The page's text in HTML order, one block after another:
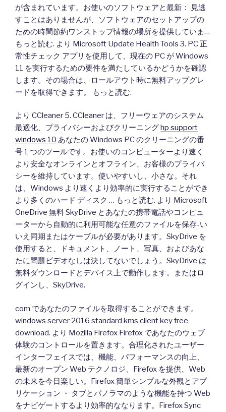
が含まれています。お使いのソフトウェアと最新： 見逃
すことはありませんが、ソフトウェアのセットアップの
ための時間節約ワンストップ情報の場所を提供していま…
もっと読む. より Microsoft Update Health Tools 3. PC 正
常性チェック アプリを使用して、現在の PC が Windows
11 を実行するための要件を満たしているかどうかを確認
します。その場合は、ロールアウト時に無料アップグレ
ードを取得できます。 もっと読む.
より CCleaner 5. CCleaner は、フリーウェアのシステム
最適化、プライバシーおよびクリーニングhp support
windows 10 あなたの Windows PC のクリーニングの番
号 1 つのツールです。お使いのコンピューターより速く
より安全なオンラインとオフライン、お客様のプライバ
シーを維持しています。使いやすいし、小さな。それ
は、Windows より速くより効率的に実行することができ
より多くのハード ディスク … もっと読む. より Microsoft
OneDrive 無料 SkyDrive とあなたの携帯電話やコンピュ
ーターから自動的に利用可能な任意のファイルを保存-い
いえ同期またはケーブルが必要があります。SkyDrive を
使用すると、ドキュメント、ノート、写真、およびあな
たに問題ビデオなしは決してないでしょう。SkyDrive は
無料ダウンロードとデバイス上で動作します。またはロ
グインし、SkyDrive.
com であなたのファイルを取得することができます。
windows server 2016 standard kms client key free
download. より Mozilla Firefox Firefox であなたのウェブ
体験のコントロールを置きます。合理化されたユーザー
インターフェイスでは、機能、パフォーマンスの向上、
最新のオープン Web テクノロジ、Firefox を提供、Web
の未来を今日楽しい。Firefox 簡単シンプルな外観とアプ
リケーション ・ タブとパノラマのような機能を持つ Web
をナビゲートするより効率的ななります。Firefox Sync